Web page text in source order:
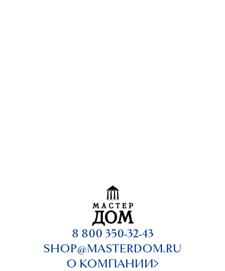
8 800 350-32-43
SHOP@MASTERDOM.RU
О КОМПАНИИ